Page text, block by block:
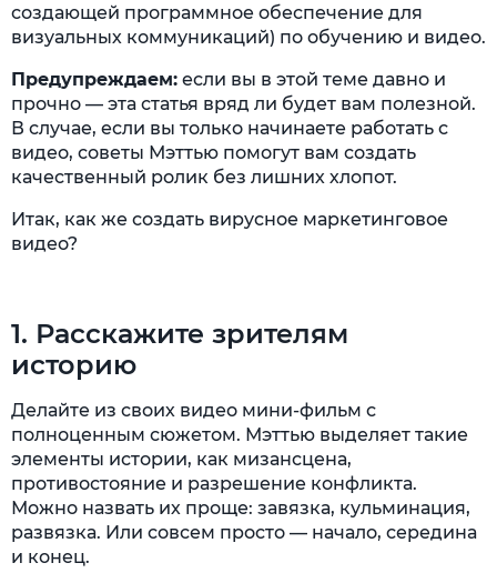
создающей программное обеспечение для
визуальных коммуникаций) по обучению и видео.
Предупреждаем: если вы в этой теме давно и
прочно — эта статья вряд ли будет вам полезной.
В случае, если вы только начинаете работать с
видео, советы Мэттью помогут вам создать
качественный ролик без лишних хлопот.
Итак, как же создать вирусное маркетинговое
видео?
1. Расскажите зрителям
историю
Делайте из своих видео мини-фильм с
полноценным сюжетом. Мэттью выделяет такие
элементы истории, как мизансцена,
противостояние и разрешение конфликта.
Можно назвать их проще: завязка, кульминация,
развязка. Или совсем просто — начало, середина
и конец.